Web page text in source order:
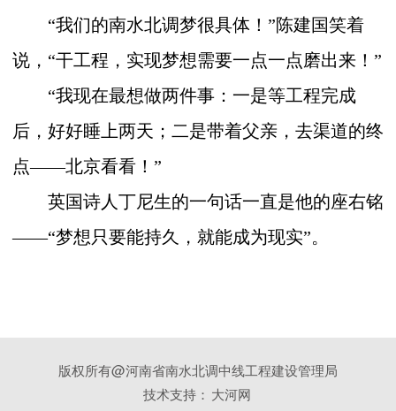
“我们的南水北调梦很具体！”陈建国笑着
说，“干工程，实现梦想需要一点一点磨出来！”
“我现在最想做两件事：一是等工程完成
后，好好睡上两天；二是带着父亲，去渠道的终
点——北京看看！”
英国诗人丁尼生的一句话一直是他的座右铭
——“梦想只要能持久，就能成为现实”。
版权所有@河南省南水北调中线工程建设管理局
技术支持： 大河网